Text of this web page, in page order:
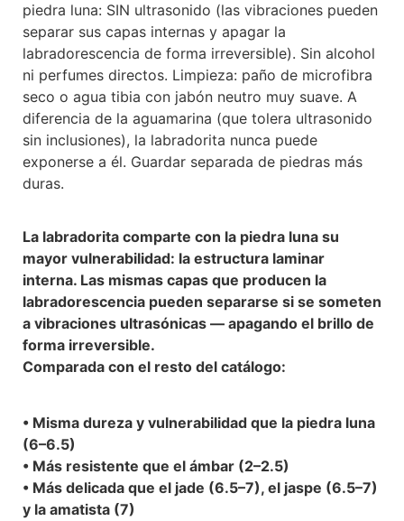
piedra luna: SIN ultrasonido (las vibraciones pueden
separar sus capas internas y apagar la
labradorescencia de forma irreversible). Sin alcohol
ni perfumes directos. Limpieza: paño de microfibra
seco o agua tibia con jabón neutro muy suave. A
diferencia de la aguamarina (que tolera ultrasonido
sin inclusiones), la labradorita nunca puede
exponerse a él. Guardar separada de piedras más
duras.
La labradorita comparte con la piedra luna su
mayor vulnerabilidad: la estructura laminar
interna. Las mismas capas que producen la
labradorescencia pueden separarse si se someten
a vibraciones ultrasónicas — apagando el brillo de
forma irreversible.
Comparada con el resto del catálogo:
• Misma dureza y vulnerabilidad que la piedra luna
(6–6.5)
• Más resistente que el ámbar (2–2.5)
• Más delicada que el jade (6.5–7), el jaspe (6.5–7)
y la amatista (7)